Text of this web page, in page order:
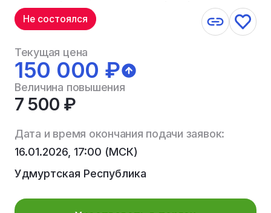
Не состоялся
Текущая цена
150 000 ₽
Величина повышения
7 500 ₽
Дата и время окончания подачи заявок:
16.01.2026, 17:00 (МСК)
Удмуртская Республика